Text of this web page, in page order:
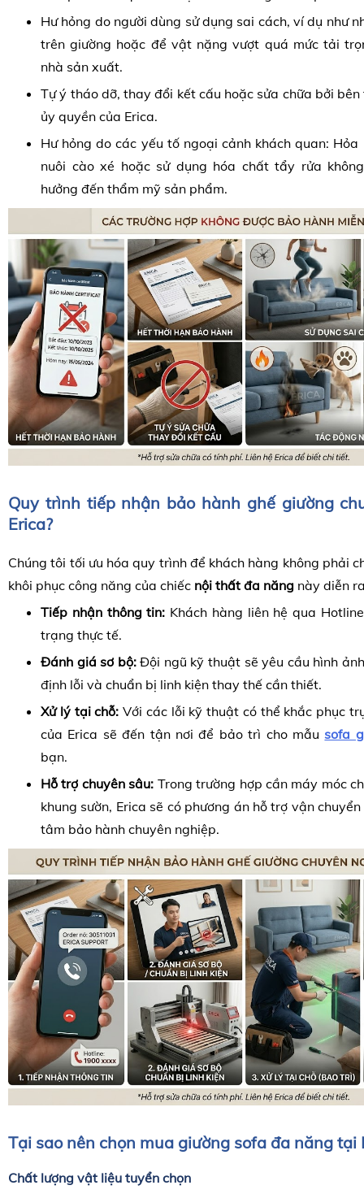
Hư hỏng do người dùng sử dụng sai cách, ví dụ như
trên giường hoặc để vật nặng vượt quá mức tải
nhà sản xuất.
Tự ý tháo dỡ, thay đổi kết cấu hoặc sửa chữa bởi
ủy quyền của Erica.
Hư hỏng do các yếu tố ngoại cảnh khách quan:
nuôi cào xé hoặc sử dụng hóa chất tẩy rửa
hưởng đến thẩm mỹ sản phẩm.
Quy trình tiếp nhận bảo hành ghế giường
Erica?
Chúng tôi tối ưu hóa quy trình để khách hàng không phải
khôi phục công năng của chiếc nội thất đa năng này diễn
Tiếp nhận thông tin: Khách hàng liên hệ qua
trạng thực tế.
Đánh giá sơ bộ:Đội ngũ kỹ thuật sẽ yêu cầu hình
định lỗi và chuẩn bị linh kiện thay thế cần thiết.
Xử lý tại chỗ: Với các lỗi kỹ thuật có thể khắc phục
của Erica sẽ đến tận nơi để bảo trì cho mẫusofa
bạn.
Hỗ trợ chuyên sâu: Trong trường hợp cần máy móc
khung sườn, Erica sẽ có phương án hỗ trợ vận
tâm bảo hành chuyên nghiệp.
Tại sao nên chọn mua giường sofa đa năng tại
Chất lượng vật liệu tuyển chọn